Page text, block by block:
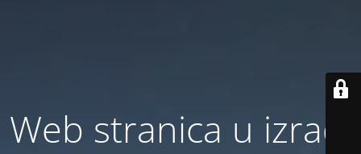
Web stranica u izradi